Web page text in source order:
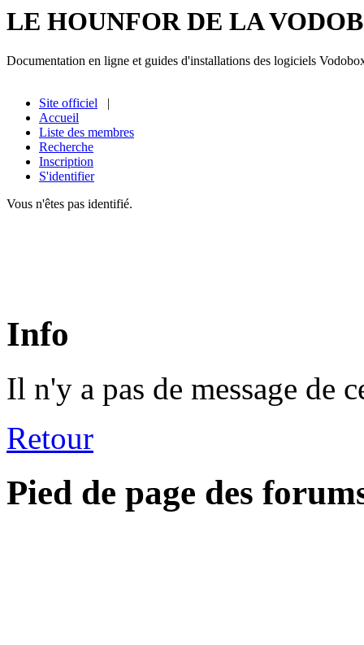
LE HOUNFOR DE LA
Documentation en ligne et guides d'installations des logiciels
Site officiel |
Accueil
Liste des membres
Recherche
Inscription
S'identifier
Vous n'êtes pas identifié.
Info
Il n'y a pas de message de
Retour
Pied de page des